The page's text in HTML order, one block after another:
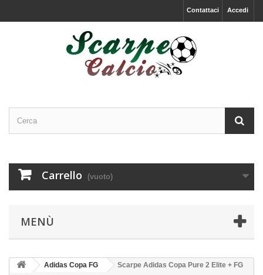
Accedi
Contattaci
Carrello (vuoto)
MENÙ
Adidas Copa FG
Scarpe Adidas Copa Pure 2 Elite + FG